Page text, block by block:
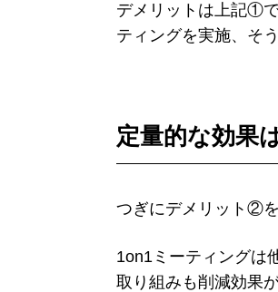
デメリットは上記①
ティングを実施、そ
定量的な効果
つぎにデメリット②を
1on1ミーティングは
取り組みも削減効果